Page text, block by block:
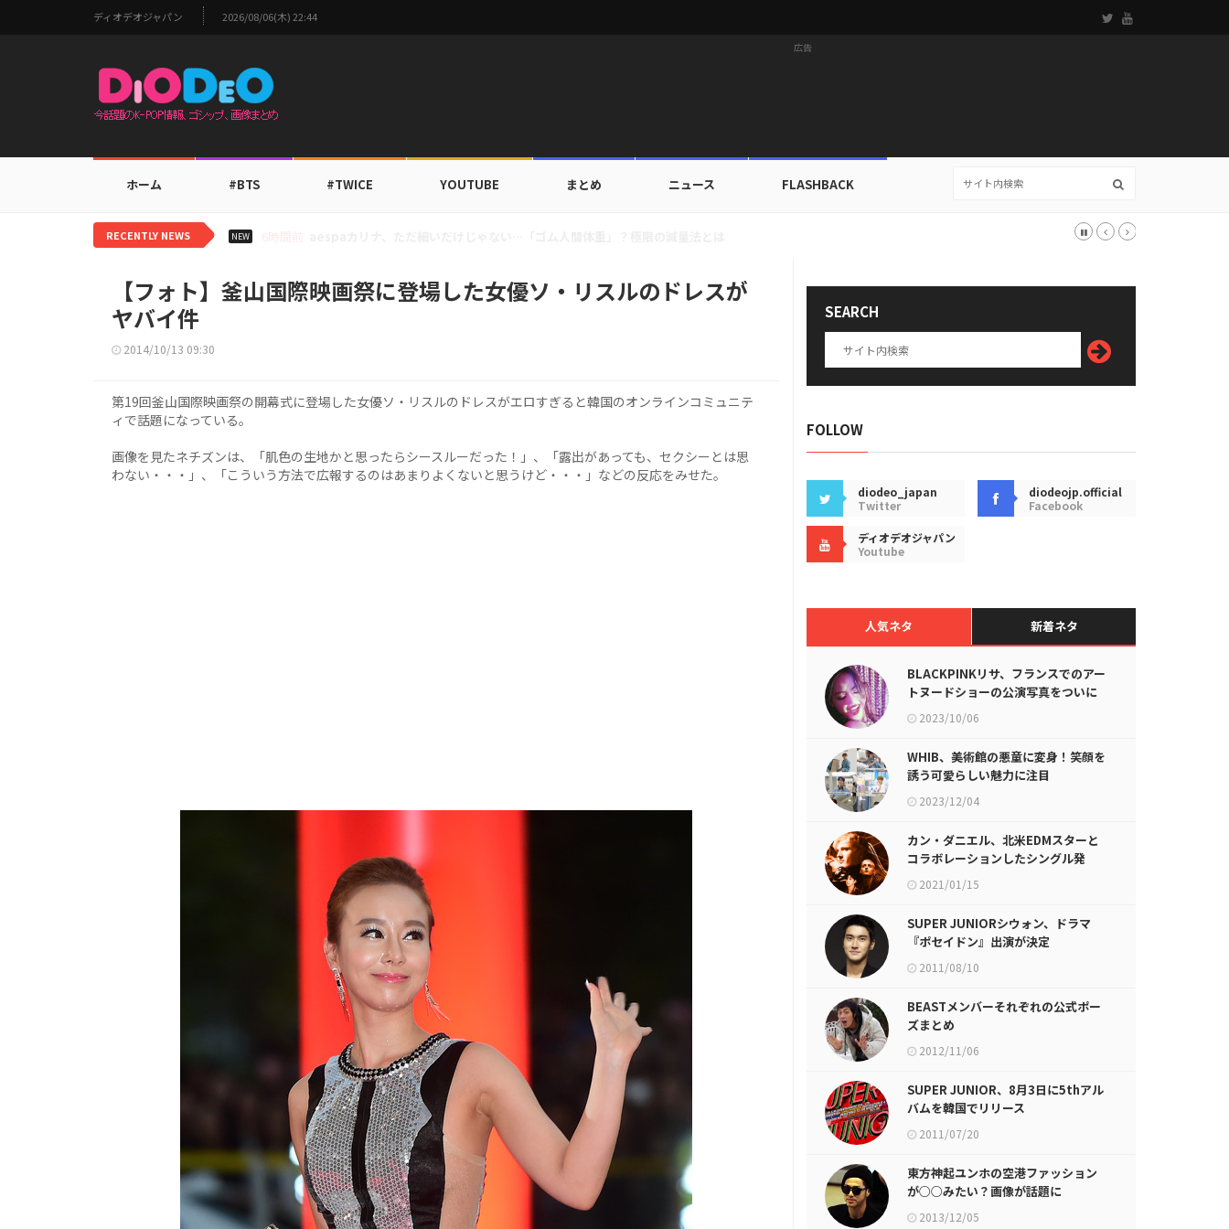
ディオデオジャパン 2026/08/06(木) 22:44
広告
ホーム #BTS #TWICE YOUTUBE まとめ ニュース FLASHBACK
RECENTLY NEWS NEW
【フォト】釜山国際映画祭に登場した女優ソ・リスルのドレスが
ヤバイ件
2014/10/13 09:30
第19回釜山国際映画祭の開幕式に登場した女優ソ・リスルのドレスがエロすぎると韓国のオンラインコミュニテ
ィで話題になっている。
画像を見たネチズンは、「肌色の生地かと思ったらシースルーだった！」、「露出があっても、セクシーとは思
わない・・・」、「こういう方法で広報するのはあまりよくないと思うけど・・・」などの反応をみせた。
SEARCH
FOLLOW
diodeo_japan
Twitter
diodeojp.official
Facebook
ディオデオジャパン
Youtube
人気ネタ 新着ネタ
BLACKPINKリサ、フランスでのアー
トヌードショーの公演写真をついに
公開2023/10/06
WHIB、美術館の悪童に変身！笑顔を
誘う可愛らしい魅力に注目
2023/12/04
カン・ダニエル、北米EDMスターと
コラボレーションしたシングル発
表！2021/01/15
SUPER JUNIORシウォン、ドラマ
『ポセイドン』出演が決定
2011/08/10
BEASTメンバーそれぞれの公式ポー
ズまとめ
2012/11/06
SUPER JUNIOR、8月3日に5thアル
バムを韓国でリリース
2011/07/20
東方神起ユンホの空港ファッション
が○○みたい？画像が話題に
2013/12/05